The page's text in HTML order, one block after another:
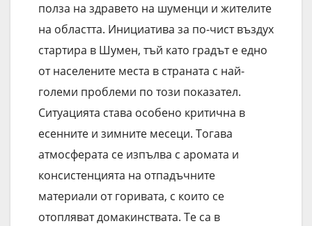
полза на здравето на шуменци и жителите
на областта. Инициатива за по-чист въздух
стартира в Шумен, тъй като градът е едно
от населените места в страната с най-
големи проблеми по този показател.
Ситуацията става особено критична в
есенните и зимните месеци. Тогава
атмосферата се изпълва с аромата и
консистенцията на отпадъчните
материали от горивата, с които се
отопляват домакинствата. Те са в